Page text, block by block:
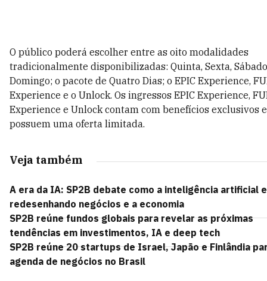
O público poderá escolher entre as oito modalidades
tradicionalmente disponibilizadas: Quinta, Sexta,
Domingo; o pacote de Quatro Dias; o EPIC Experience,
Experience e o Unlock. Os ingressos EPIC Experience,
Experience e Unlock contam com benefícios exclusivos e
possuem uma oferta limitada.
Veja também
A era da IA: SP2B debate como a inteligência artificial
redesenhando negócios e a economia
SP2B reúne fundos globais para revelar as próximas
tendências em investimentos, IA e deep tech
SP2B reúne 20 startups de Israel, Japão e Finlândia
agenda de negócios no Brasil